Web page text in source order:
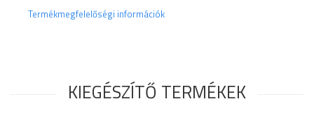
Termékmegfelelőségi információk
KIEGÉSZÍTŐ TERMÉKEK